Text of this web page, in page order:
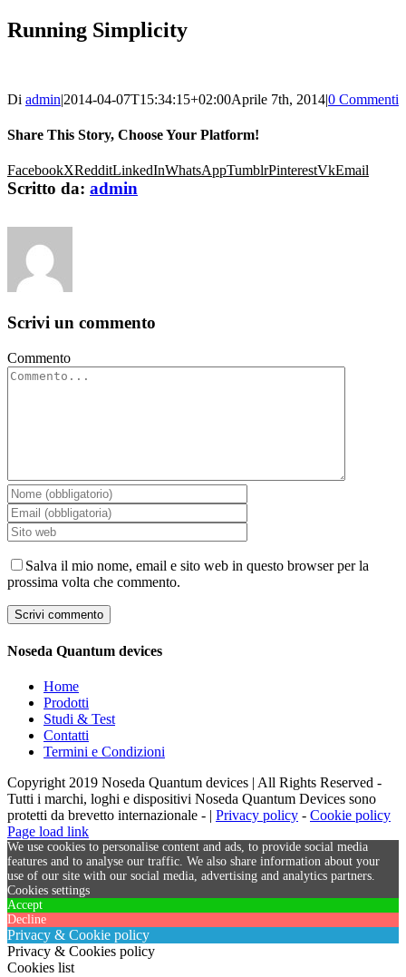
Running Simplicity
Di admin|2014-04-07T15:34:15+02:00Aprile 7th, 2014|0 Commenti
Share This Story, Choose Your Platform!
FacebookXRedditLinkedInWhatsAppTumblrPinterestVkEmail
Scritto da: admin
Scrivi un commento
Commento
Salva il mio nome, email e sito web in questo browser per la
prossima volta che commento.
Noseda Quantum devices
Home
Prodotti
Studi & Test
Contatti
Termini e Condizioni
Copyright 2019 Noseda Quantum devices | All Rights Reserved -
Tutti i marchi, loghi e dispositivi Noseda Quantum Devices sono
protetti da brevetto internazionale - | Privacy policy - Cookie policy
Page load link
We use cookies to personalise content and ads, to provide social media
features and to analyse our traffic. We also share information about your
use of our site with our social media, advertising and analytics partners.
Cookies settings
Accept
Decline
Privacy & Cookie policy
Privacy & Cookies policy
Cookies list